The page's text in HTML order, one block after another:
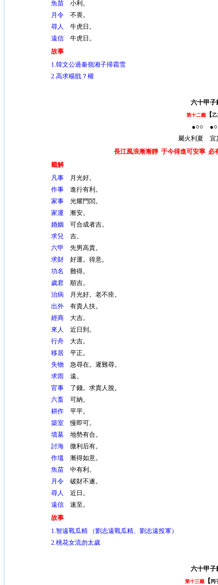
魚苗小利。
月令不畏。
尋人 牛虎日。
遠信牛虎日。
故事
1.韓文公過秦嶺湘子掃霜雪
2.高求楊戩？權
六十甲子
第十二籤 【乙
●○○
屬火利夏 宜
長江風浪漸漸靜 于今得進可安寧 必
籤解
凡事月光好。
作事進行有利。
家事光耀門閭。
家運 漸安。
婚姻 可合成者吉。
求兒吉。
六甲 先男高貴。
求財好運。得意。
功名 難得。
歲君順吉。
治病 月光好。老不痊。
出外有貴人扶。
經商大吉。
來人 近日到。
行舟大吉。
移居平正。
失物 急尋在。遲難尋。
求雨遠。
官事了錢。求貴人脫。
六畜可納。
耕作平平。
築室慢即可。
墳墓地勢有合。
討海微利后有。
作塭 漸得如意。
魚苗中有利。
月令破財不遂。
尋人 近日。
遠信速至。
故事
1.智遠戰瓜精 （劉志遠戰瓜精、劉志遠投軍）
2.桃花女流勿太歲
六十甲子
第十三籤 【丙